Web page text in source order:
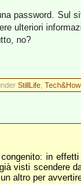
password.
ulteriori
no?
StillLife,
in
visti scendere
altro per